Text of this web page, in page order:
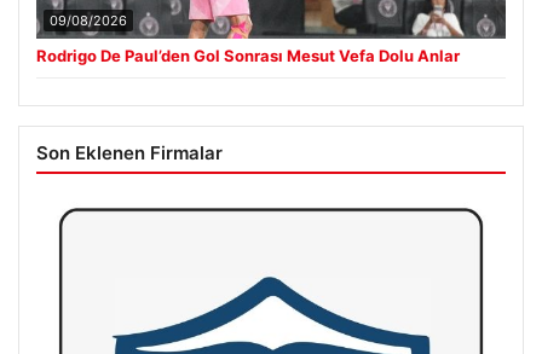
09/08/2026
Rodrigo De Paul’den Gol Sonrası Mesut Vefa Dolu Anlar
Son Eklenen Firmalar